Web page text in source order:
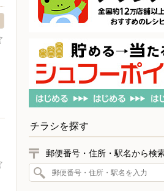
チラシを探す
郵便番号・住所・駅名から検